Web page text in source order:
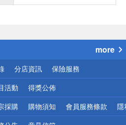
小心！
more
分店資訊 保險服務
活動 得獎公佈
採購 購物須知 會員服務條款 隱